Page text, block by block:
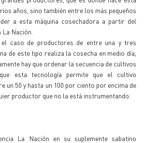
años, sino también entre los más pequeños
a esta máquina cosechadora a partir del
Nación.
el caso de productores de entre una y tres
de este tipo realiza la cosecha en medio día,
hay que ordenar la secuencia de cultivos
esta tecnología permite que el cultivo
un 50 y hasta un 100 por ciento por encima de
productor que no la está instrumentando.
La Nación en su suplemente sabatino